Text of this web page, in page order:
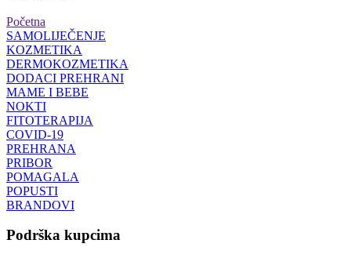
Početna
SAMOLIJEČENJE
KOZMETIKA
DERMOKOZMETIKA
DODACI PREHRANI
MAME I BEBE
NOKTI
FITOTERAPIJA
COVID-19
PREHRANA
PRIBOR
POMAGALA
POPUSTI
BRANDOVI
Podrška kupcima